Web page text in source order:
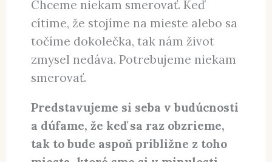
naplnenie cieľov
Nežijeme iba každodennú
prítomnosť a rutinu. Niekam
smerujeme. Aspoň si to myslíme.
Chceme niekam smerovať. Keď
cítime, že stojíme na mieste alebo sa
točíme dokolečka, tak nám život
zmysel nedáva. Potrebujeme niekam
smerovať.